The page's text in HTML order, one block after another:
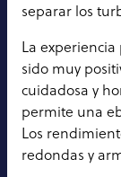
separar los
La experiencia
sido muy
cuidadosa y
permite una
Los
redondas y